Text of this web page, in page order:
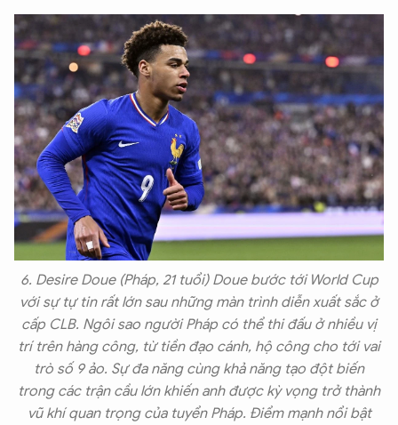
6. Desire Doue (Pháp, 21 tuổi) Doue bước tới World Cup
với sự tự tin rất lớn sau những màn trình diễn xuất sắc ở
cấp CLB. Ngôi sao người Pháp có thể thi đấu ở nhiều vị
trí trên hàng công, từ tiền đạo cánh, hộ công cho tới vai
trò số 9 ảo. Sự đa năng cùng khả năng tạo đột biến
trong các trận cầu lớn khiến anh được kỳ vọng trở thành
vũ khí quan trọng của tuyển Pháp. Điểm mạnh nổi bật